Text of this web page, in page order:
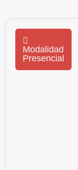
Modalidad
Presencial